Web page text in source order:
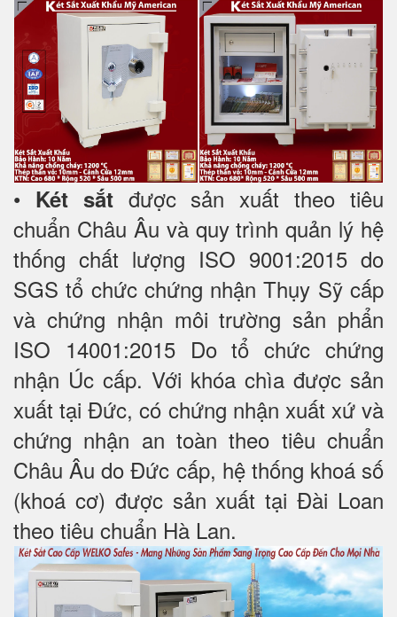
• Két sắtđược sản xuất theo tiêu
chuẩn Châu Âu và quy trình quản lý hệ
thống chất lượng ISO 9001:2015 do
SGS tổ chức chứng nhận Thụy Sỹ cấp
và chứng nhận môi trường sản phẩn
ISO 14001:2015 Do tổ chức chứng
nhận Úc cấp. Với khóa chìa được sản
xuất tại Đức, có chứng nhận xuất xứ và
chứng nhận an toàn theo tiêu chuẩn
Châu Âu do Đức cấp, hệ thống khoá số
(khoá cơ) được sản xuất tại Đài Loan
theo tiêu chuẩn Hà Lan.